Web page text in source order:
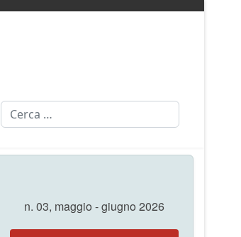
Cerca
n. 03, maggio - giugno 2026